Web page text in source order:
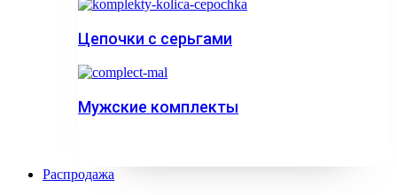
Цепочки с серьгами
Мужские комплекты
Распродажа